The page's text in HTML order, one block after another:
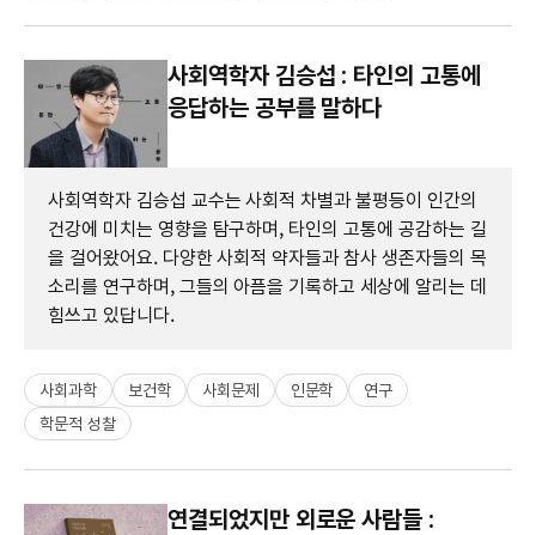
사회역학자 김승섭 : 타인의 고통에
응답하는 공부를 말하다
사회역학자 김승섭 교수는 사회적 차별과 불평등이 인간의
건강에 미치는 영향을 탐구하며, 타인의 고통에 공감하는 길
을 걸어왔어요. 다양한 사회적 약자들과 참사 생존자들의 목
소리를 연구하며, 그들의 아픔을 기록하고 세상에 알리는 데
힘쓰고 있답니다.
사회과학 보건학 사회문제 인문학
연구
학문적 성찰
연결되었지만 외로운 사람들 :